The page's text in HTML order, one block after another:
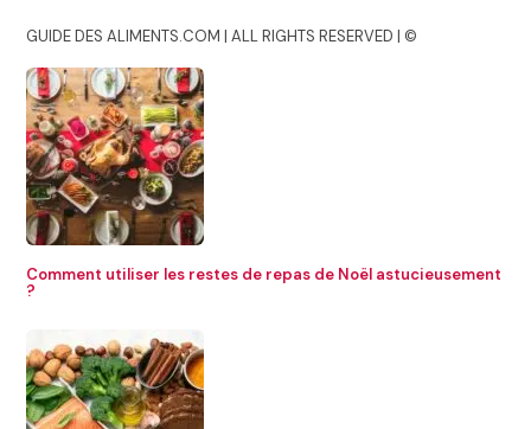
GUIDE DES ALIMENTS.COM | ALL RIGHTS RESERVED | ©
Comment utiliser les restes de repas de Noël astucieusement
?